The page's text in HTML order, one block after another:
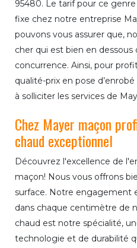
95480. Le tarif pour ce genre
fixe chez notre entreprise
pouvons vous assurer que,
cher qui est bien en dessous
concurrence. Ainsi, pour
qualité-prix en pose
à solliciter les services de
Chez Mayer maçon
chaud exceptionnel
Découvrez l'excellence de
maçon! Nous vous offrons
surface. Notre engagement
dans chaque centimètre de
chaud est notre spécialité,
technologie et de durabilité